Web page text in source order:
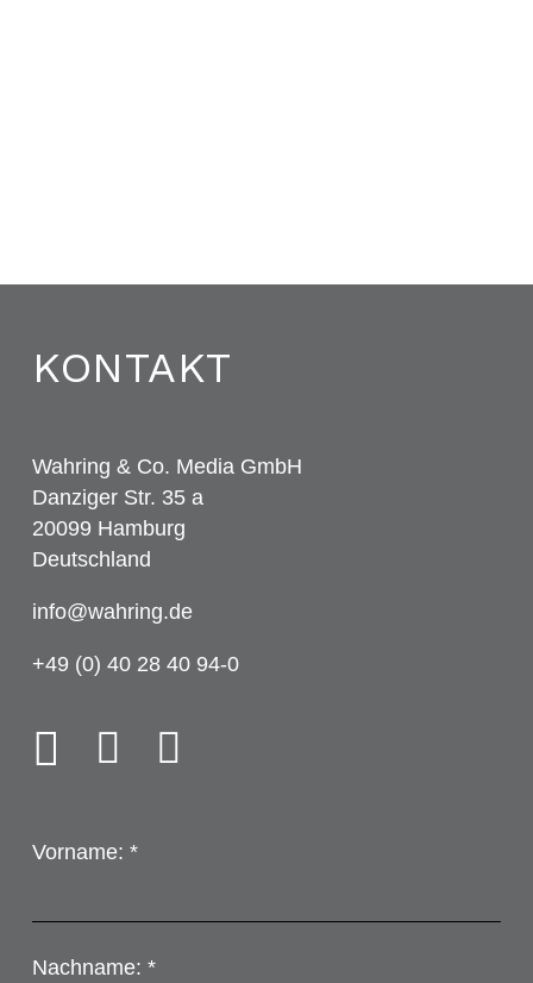
KONTAKT
Wahring & Co. Media GmbH
Danziger Str. 35 a
20099 Hamburg
Deutschland
info@wahring.de
+49 (0) 40 28 40 94-0
Vorname: *
Nachname: *